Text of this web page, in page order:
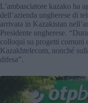
L’ambasciatore kazako ha
dell’azienda ungherese di
arrivata in Kazakistan
Presidente ungherese.
colloqui su progetti comuni
Kazakhtelecom, nonché
difesa”.